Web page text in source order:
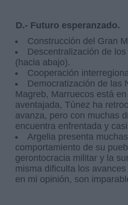
D.- Futuro esperanzado.
Construcción del Gran
Descentralización de
(hacia abajo).
Cooperación
Democratización de las
Magreb, Marruecos está
aventajada, Túnez ha
avanza, pero con muchas
encuentra enfrentada y
Argelia presenta
comportamiento de su
gerontocracia militar y la
misma dificulta los
en mi opinión, son